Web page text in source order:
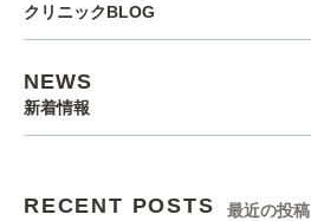
クリニックBLOG
NEWS
新着情報
RECENT POSTS 最近の投稿